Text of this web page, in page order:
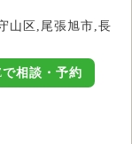
山区,尾張旭市,長
相談・予約